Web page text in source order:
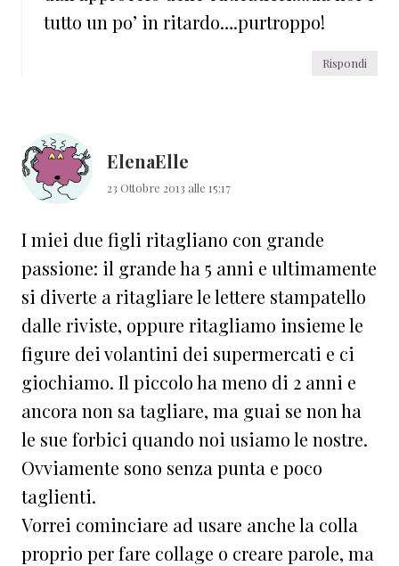
tutto un po’ in ritardo….purtroppo!
Rispondi
ElenaElle
23 Ottobre 2013 alle 15:17
I miei due figli ritagliano con grande
passione: il grande ha 5 anni e ultimamente
si diverte a ritagliare le lettere stampatello
dalle riviste, oppure ritagliamo insieme le
figure dei volantini dei supermercati e ci
giochiamo. Il piccolo ha meno di 2 anni e
ancora non sa tagliare, ma guai se non ha
le sue forbici quando noi usiamo le nostre.
Ovviamente sono senza punta e poco
taglienti.
Vorrei cominciare ad usare anche la colla
proprio per fare collage o creare parole, ma